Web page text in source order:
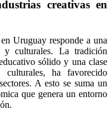
creativas en
Uruguay responde a una
y culturales. La tradición
sólido y una clase
ha favorecido
A esto se suma un
que genera un entorno